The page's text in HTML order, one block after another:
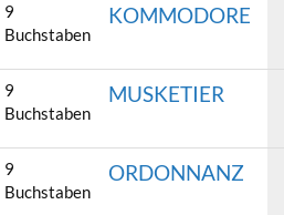
9
Buchstaben
KOMMODORE
9
Buchstaben
MUSKETIER
9
Buchstaben
ORDONNANZ